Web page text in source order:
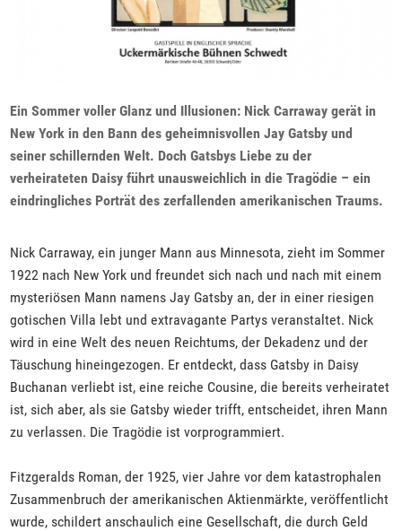
Ein Sommer voller Glanz und Illusionen: Nick Carraway gerät in
New York in den Bann des geheimnisvollen Jay Gatsby und
seiner schillernden Welt. Doch Gatsbys Liebe zu der
verheirateten Daisy führt unausweichlich in die Tragödie – ein
eindringliches Porträt des zerfallenden amerikanischen Traums.
Nick Carraway, ein junger Mann aus Minnesota, zieht im Sommer
1922 nach New York und freundet sich nach und nach mit einem
mysteriösen Mann namens Jay Gatsby an, der in einer riesigen
gotischen Villa lebt und extravagante Partys veranstaltet. Nick
wird in eine Welt des neuen Reichtums, der Dekadenz und der
Täuschung hineingezogen. Er entdeckt, dass Gatsby in Daisy
Buchanan verliebt ist, eine reiche Cousine, die bereits verheiratet
ist, sich aber, als sie Gatsby wieder trifft, entscheidet, ihren Mann
zu verlassen. Die Tragödie ist vorprogrammiert.
Fitzgeralds Roman, der 1925, vier Jahre vor dem katastrophalen
Zusammenbruch der amerikanischen Aktienmärkte, veröffentlicht
wurde, schildert anschaulich eine Gesellschaft, die durch Geld